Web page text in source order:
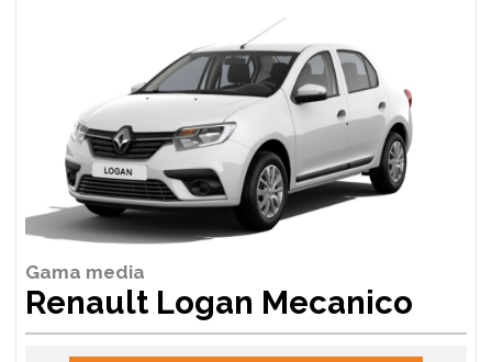
Gama media
Renault Logan Mecanico